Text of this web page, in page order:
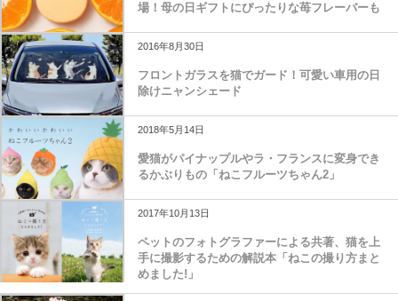
場！母の日ギフトにぴったりな苺フレーバーも
2016年8月30日
フロントガラスを猫でガード！可愛い車用の日
除けニャンシェード
2018年5月14日
愛猫がパイナップルやラ・フランスに変身でき
るかぶりもの「ねこフルーツちゃん2」
2017年10月13日
ペットのフォトグラファーによる共著、猫を上
手に撮影するための解説本「ねこの撮り方まと
めました!」